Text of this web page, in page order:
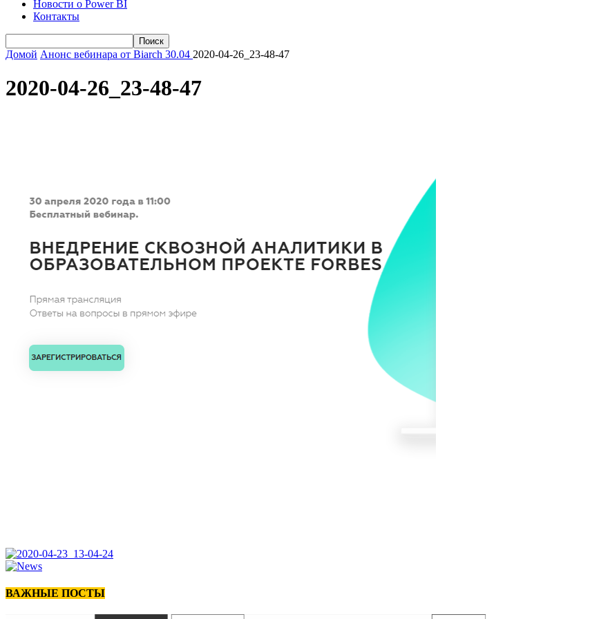
Новости о Power BI
Контакты
Домой Анонс вебинара от Biarch 30.04 2020-04-26_23-48-47
2020-04-26_23-48-47
ВАЖНЫЕ ПОСТЫ